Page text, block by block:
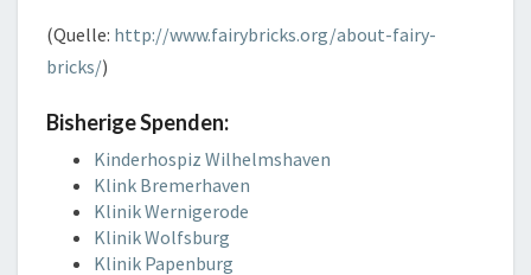
(Quelle: http://www.fairybricks.org/about-fairy-
bricks/)
Bisherige Spenden:
Kinderhospiz Wilhelmshaven
Klink Bremerhaven
Klinik Wernigerode
Klinik Wolfsburg
Klinik Papenburg